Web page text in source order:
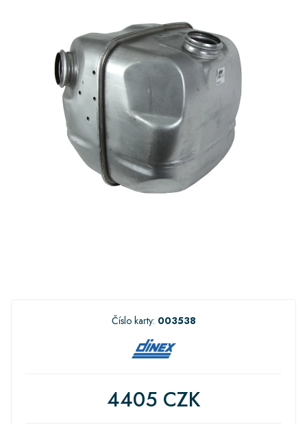
Číslo karty: 003538
4405 CZK